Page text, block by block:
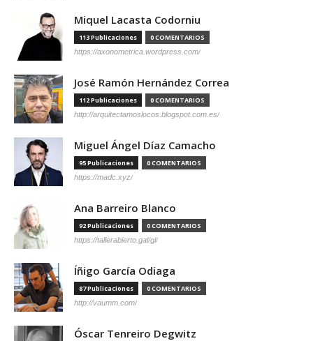
Miquel Lacasta Codorniu
113 Publicaciones 0 COMENTARIOS
https://axonometrica.wordpress.com/
José Ramón Hernández Correa
112 Publicaciones 0 COMENTARIOS
http://arquitectamoslocos.blogspot.com.es/
Miguel Ángel Díaz Camacho
95 Publicaciones 0 COMENTARIOS
https://madc.xyz/
Ana Barreiro Blanco
92 Publicaciones 0 COMENTARIOS
https://tallerabierto.gal/gl/
Íñigo García Odiaga
87 Publicaciones 0 COMENTARIOS
http://vaumm.com/
Óscar Tenreiro Degwitz